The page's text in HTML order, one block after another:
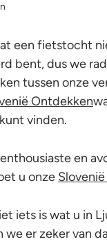
een fietstocht
bent, dus we
tussen onze
Ontdekken
vinden.
en
u onze
iets is wat u in
we er zeker van